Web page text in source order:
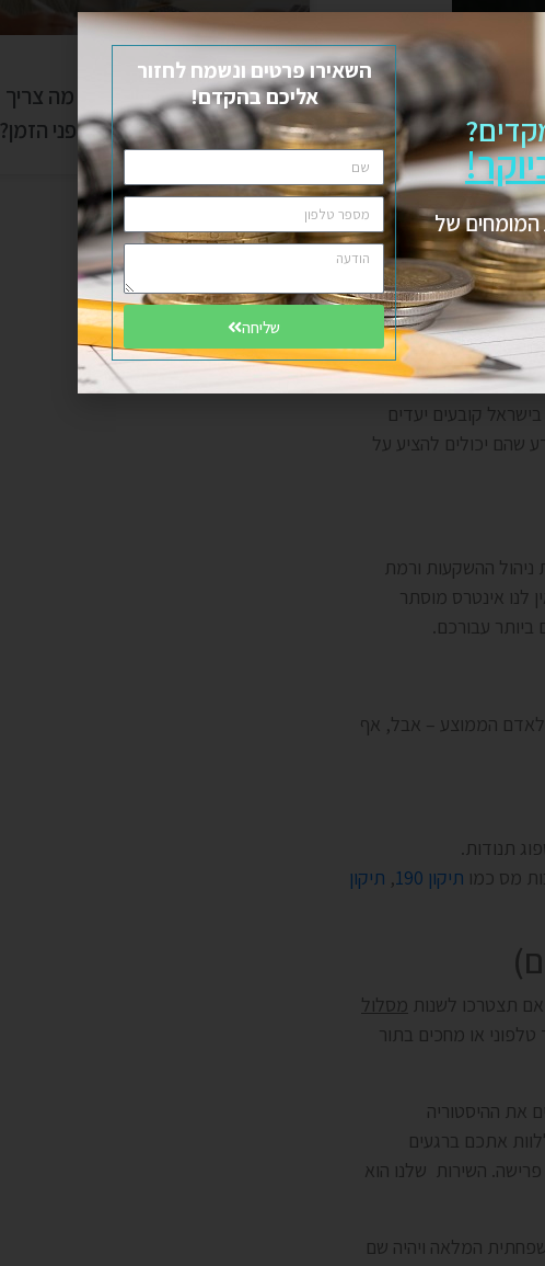
חיסכון.
קובעים יעדים
שהם יכולים להציע על
ניהול ההשקעות ורמת
אינטרס מוסתר
עבורכם.
לאדם הממוצע – אבל, אף
תנודות.
מס כמו תיקון 190 , תיקון
תצטרכו לשנות מסלול
או מחכים בתור
את ההיסטוריה
אתכם ברגעים
השירות שלנו הוא
המלאה ויהיה שם
פנסיה מוקדמת בגיל 60: מה צריך
לדעת על פרישה מרצון לפני הזמן?
המומחים של
השאירו פרטים ונשמח לחזור
אליכם בהקדם!
שליחה